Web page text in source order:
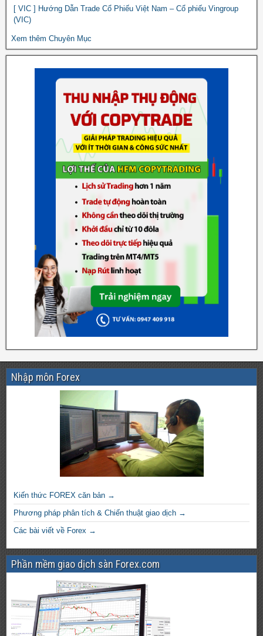
[ VIC ] Hướng Dẫn Trade Cổ Phiếu Việt Nam – Cổ phiếu Vingroup
(VIC)
Xem thêm Chuyên Mục
Nhập môn Forex
Kiến thức FOREX căn bản →
Phương pháp phân tích & Chiến thuật giao dịch →
Các bài viết về Forex →
Phần mềm giao dịch sàn Forex.com